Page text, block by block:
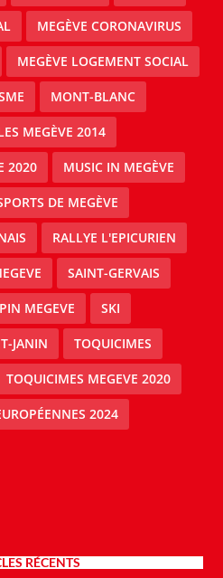
MEGÈVE CORONAVIRUS
MEGÈVE LOGEMENT SOCIAL
MONT-BLANC
MEGÈVE 2014
2020 MUSIC IN MEGÈVE
DE MEGÈVE
RALLYE L'EPICURIEN
SAINT-GERVAIS
MEGEVE SKI
JANIN TOQUICIMES
TOQUICIMES MEGEVE 2020
2024
RÉCENTS